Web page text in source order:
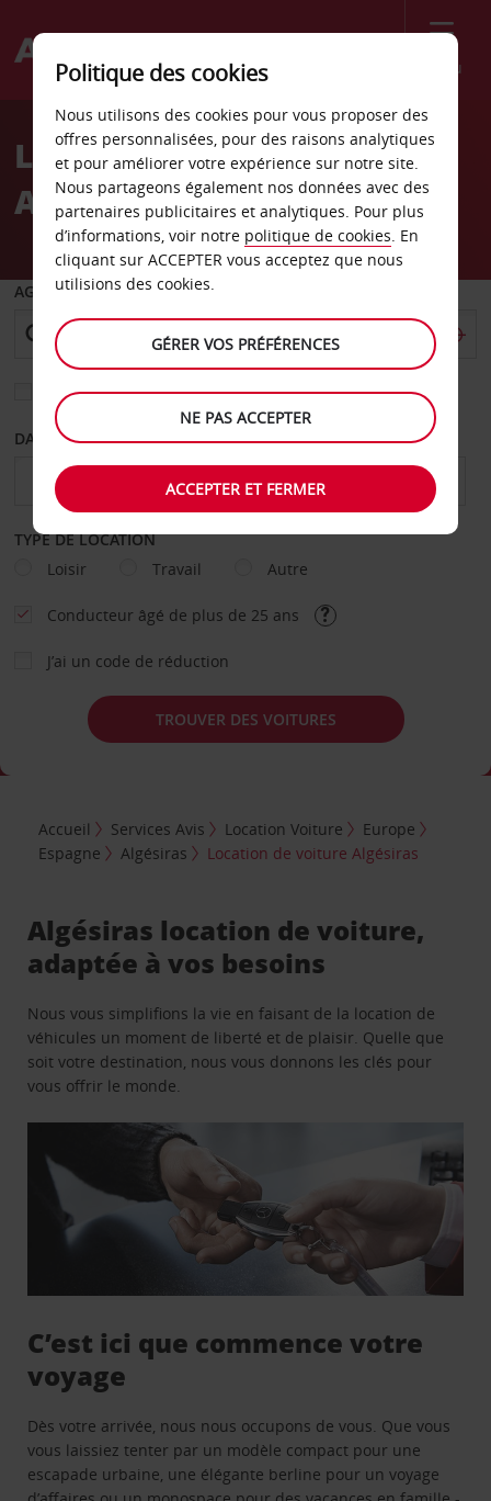
Menu
Welcome
AvisLocation de voiture
Algésiras
AGENCE DE DÉPART
Sélectionnez une autre agence de retour
DATE DE DÉPART DATE DE RETOUR
TYPE DE LOCATION
Loisir
Travail Autre
Conducteur âgé de plus de 25 ans
J’ai un code de réduction
TROUVER DES VOITURES
Accueil Services Avis Location Voiture
Europe
Espagne
Algésiras Location de voiture Algésiras
Algésiras location de voiture,
adaptée à vos besoins
Nous vous simplifions la vie en faisant de la location de
véhicules un moment de liberté et de plaisir. Quelle que
soit votre destination, nous vous donnons les clés pour
vous offrir le monde.
C’est ici que commence votre
voyage
Dès votre arrivée, nous nous occupons de vous. Que vous
vous laissiez tenter par un modèle compact pour une
escapade urbaine, une élégante berline pour un voyage
Politique des cookies
Nous utilisons des cookies pour vous proposer des
offres personnalisées, pour des raisons analytiques
et pour améliorer votre expérience sur notre site.
Nous partageons également nos données avec des
partenaires publicitaires et analytiques. Pour plus
d’informations, voir notre politique de cookies. En
cliquant sur ACCEPTER vous acceptez que nous
utilisions des cookies.
GÉRER VOS PRÉFÉRENCES
NE PAS ACCEPTER
ACCEPTER ET FERMER